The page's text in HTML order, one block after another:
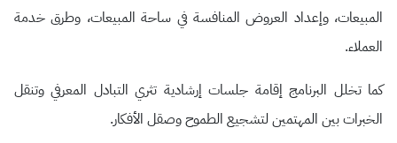
المبيعات، وإعداد العروض المنافسة في ساحة المبيعات، وطرق خدمة
العملاء.
كما تخلل البرنامج إقامة جلسات إرشادية تثري التبادل المعرفي وتنقل
الخبرات بين المهتمين لتشجيع الطموح وصقل الأفكار.